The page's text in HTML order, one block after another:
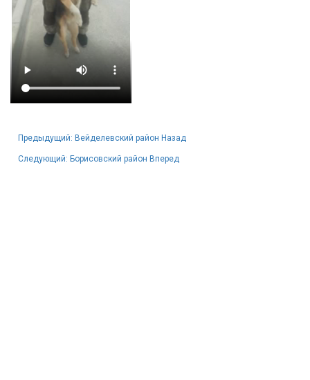
Предыдущий: Вейделевский район Назад
Следующий: Борисовский район Вперед